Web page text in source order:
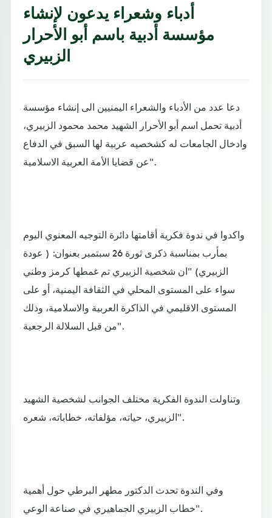
أدباء وشعراء يدعون لإنشاء
مؤسسة أدبية باسم أبو الأحرار
الزبيري
دعا عدد من الأدباء والشعراء اليمنيين الى إنشاء مؤسسة
أدبية تحمل اسم أبو الأحرار الشهيد محمد محمود الزبيري،
وادخال الجامعات له كشخصيه عربية لها السبق في الدفاع
عن قضايا الأمة العربية الاسلامية".
واكدوا في ندوة فكرية أقامتها دائرة التوجيه المعنوي اليوم
بمأرب بمناسبة ذكرى ثورة 26 سبتمبر بعنوان: ( عودة
الزبيري) "ان شخصية الزبيري تم غمطها كرمز وطني
سواء على المستوى المحلي في الثقافة اليمنية، أو على
المستوى الاقليمي في الذاكرة العربية والاسلامية، وذلك
من قبل السلالة الرجعية".
وتناولت الندوة الفكرية مختلف الجوانب لشخصية الشهيد
الزبيري، حياته، مؤلفاته، خطاباته، شعره".
وفي الندوة تحدث الدكتور مطهر البرطي حول أهمية
خطاب الزبيري الجماهيري في صناعة الوعي".